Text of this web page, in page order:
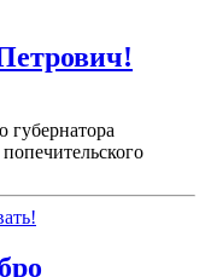
губернатора